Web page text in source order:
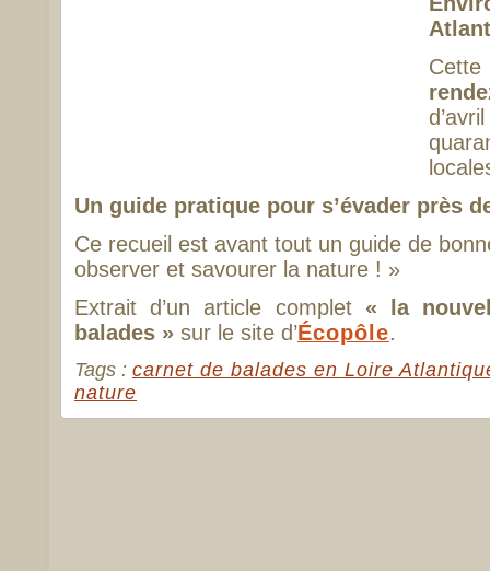
Un guide pratique pour s’évader près
Ce recueil est avant tout un guide de
observer et savourer la nature ! »
Extrait d’un article complet « la
balades » sur le site d’Écopôle.
Tags : carnet de balades en Loire
nature